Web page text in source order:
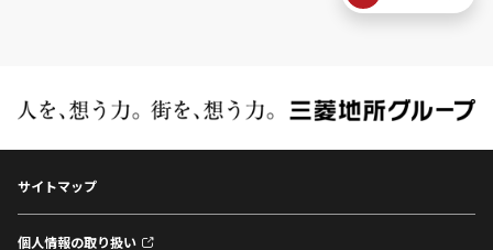
サイトマップ
個人情報の取り扱い